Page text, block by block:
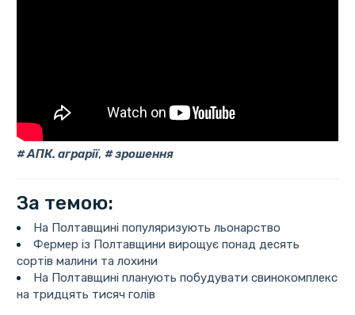
АПК. аграрії, зрошення
За темою:
На Полтавщині популяризують льонарство
Фермер із Полтавщини вирощує понад десять
сортів малини та лохини
На Полтавщині планують побудувати свинокомплекс
на тридцять тисяч голів